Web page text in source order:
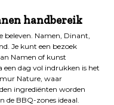
handbereik
beleven. Namen, Dinant,
Je kunt een bezoek
Namen of kunst
een dag vol indrukken is het
Nature, waar
ingrediënten worden
de BBQ-zones ideaal.